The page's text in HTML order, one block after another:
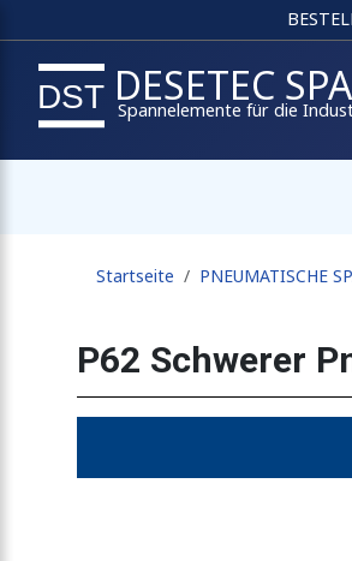
DESETEC
Spannelemente für die
Startseite PNEUMATISCHE
P62 Schwerer